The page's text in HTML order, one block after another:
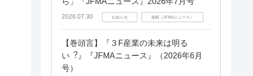
2026.07.30 お知らせ 連載（JFMAニュース）
【巻頭言】『３F産業の未来は明る
い︖』『JFMAニュース』（2026年6月
号）